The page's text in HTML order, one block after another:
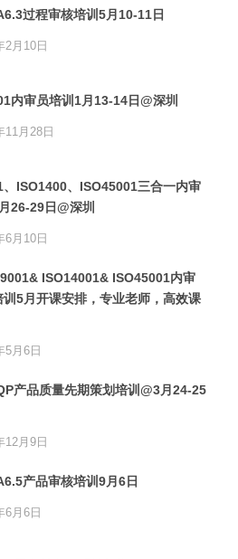
过程审核培训5月10-11日
2月10日
内审员培训1月13-14日@深圳
11月28日
、ISO1400、ISO45001三合一内审
26-29日@深圳
6月10日
ISO14001& ISO45001内审
训5月开课安排，专业老师，高效课
5月6日
产品质量先期策划培训@3月24-25
12月9日
产品审核培训9月6日
6月6日